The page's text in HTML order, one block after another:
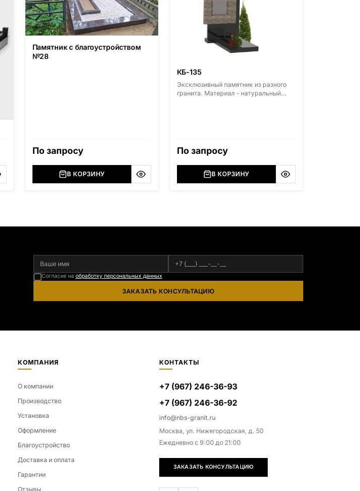
Памятник с благоустройством
№28
По запросу
В КОРЗИНУ
КБ-135
Эксклюзивный памятник из разного
гранита. Материал - натуральный
Житомерская область), Маславский
Сюксюансаари (Россия, Карелия),
Амфиболит (Россия, Мурманская
По запросу
В КОРЗИНУ
Согласие на обработку персональных данных
ЗАКАЗАТЬ КОНСУЛЬТАЦИЮ
КОМПАНИЯ
О компании
Производство
Установка
Оформление
Благоустройство
Доставка и оплата
Гарантии
Отзывы
КОНТАКТЫ
+7 (967) 246-36-93
+7 (967) 246-36-92
info@nbs-granit.ru
Москва, ул. Нижегородская, д. 50
Ежедневно с 9:00 до 21:00
ЗАКАЗАТЬ КОНСУЛЬТАЦИЮ